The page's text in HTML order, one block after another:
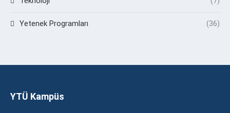
Yetenek Programları (36)
YTÜ Kampüs